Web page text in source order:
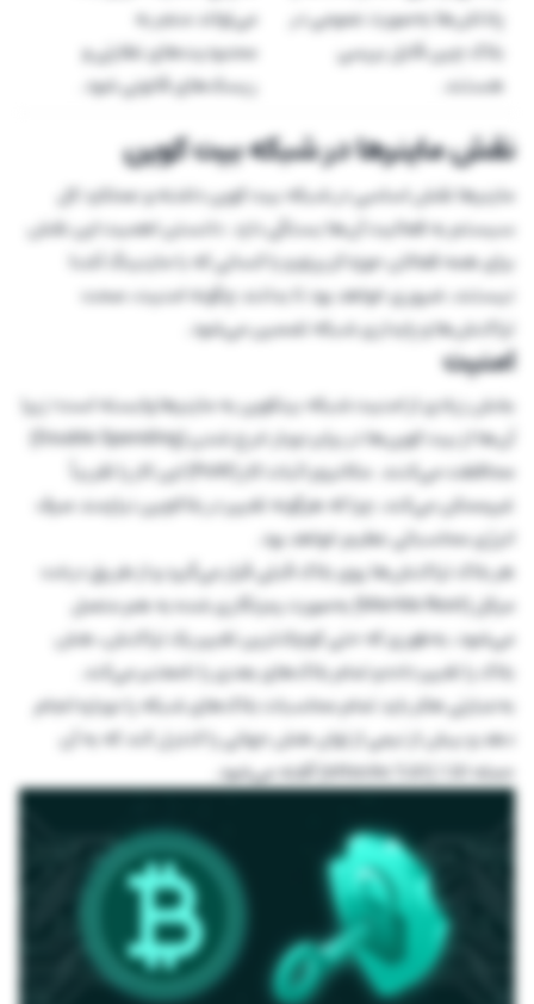
پاداش‌ها به‌صورت عمومی در
بلاک چین قابل بررسی
هستند.
می‌تواند منجر به
محدودیت‌های نظارتی و
ریسک‌های قانونی شود.
نقش ماینرها در شبکه بیت کوین
ماینرها نقش اساسی در شبکه بیت کوین داشته و عملکرد کل
سیستم به فعالیت آن‌ها بستگی دارد. دانستن اهمیت این نقش
برای همه فعالان حوزه کریپتو و یا کسانی که با ماینینگ آشنا
نیستند، ضروری خواهد بود تا بدانند چگونه امنیت، صحت
تراکنش‌ها و پایداری شبکه تضمین می‌شود.
امنیت
بخش زیادی از امنیت شبکه بیتکوین به‌ ماینرها وابسته است؛ زیرا
آن‌ها از بیت کوین‌ها در برابر دوبار خرج شدن (Double Spending)
محافظت می‌کنند. مکانیزم اثبات کار (PoW) این کار را تقریباً
غیرممکن می‌کند، چرا که هرگونه تغییر در بلاکچین نیازمند صرف
انرژی محاسباتی عظیم خواهد بود.
هر بلاک تراکنش‌ها روی بلاک قبلی قرار می‌گیرد و از طریق درخت
مرکل (Merkle Root) به‌صورت رمزنگاری شده به هم متصل
می‌شود، به‌طوری که حتی کوچک‌ترین تغییر یک تراکنش، هش
بلاک را تغییر داده و تمام بلاک‌های بعدی را نامعتبر می‌کند.
به‌عبارتی هکر باید تمام محاسبات بلاک‌های شبکه را دوباره انجام
دهد و بیش از نیمی از توان هش جهانی را کنترل کند که به آن
حمله ۵۱٪ (51% attacks) گفته می‌شود.